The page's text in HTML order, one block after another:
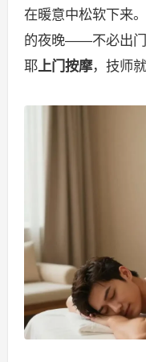
在暖意中松软下来
的夜晚——不必出门
耶上门按摩，技师